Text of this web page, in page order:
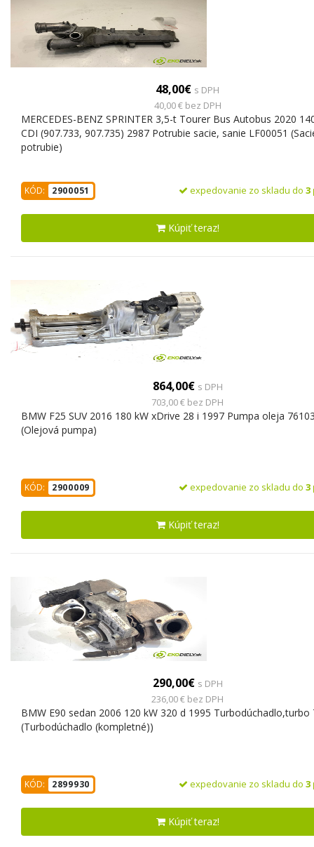
48,00€ s DPH
40,00 € bez DPH
MERCEDES-BENZ SPRINTER 3,5-t Tourer Bus Autobus 2020
CDI (907.733, 907.735) 2987 Potrubie sacie, sanie LF00051
potrubie)
KÓD: 2900051 expedovanie zo skladu do 3
Kúpiť teraz!
864,00€ s DPH
703,00 € bez DPH
BMW F25 SUV 2016 180 kW xDrive 28 i 1997 Pumpa oleja
(Olejová pumpa)
KÓD: 2900009 expedovanie zo skladu do 3
Kúpiť teraz!
290,00€ s DPH
236,00 € bez DPH
BMW E90 sedan 2006 120 kW 320 d 1995 Turbodúchadlo,turbo
(Turbodúchadlo (kompletné))
KÓD: 2899930 expedovanie zo skladu do 3
Kúpiť teraz!